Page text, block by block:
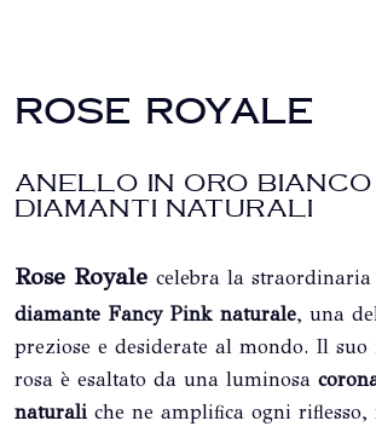
ROSE ROYALE
ANELLO IN ORO
DIAMANTI NATURALI
Rose Royale celebra la
diamante Fancy Pink naturale, una
preziose e desiderate al mondo. Il suo
rosa è esaltato da una luminosa
naturali che ne amplifica ogni